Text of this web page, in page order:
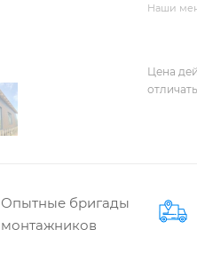
Наши
Цена
Опытные бригады
монтажников